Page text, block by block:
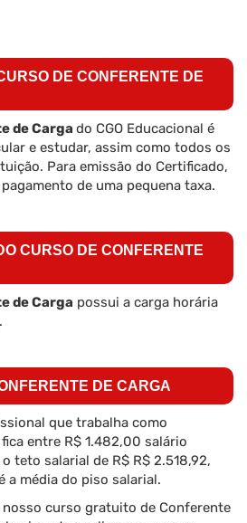
DE CONFERENTE DE
de Carga do CGO Educacional é
e estudar, assim como todos os
Para emissão do Certificado,
de uma pequena taxa.
CURSO DE CONFERENTE
de Carga possui a carga horária
DE CARGA
que trabalha como
fica entre R$ 1.482,00 salário
teto salarial de R$ R$ 2.518,92,
a média do piso salarial.
nosso curso gratuito de Conferente